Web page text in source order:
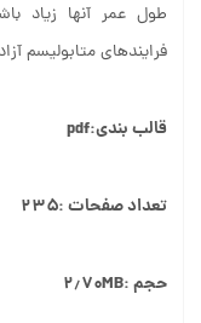
طول عمر آنها زیاد
فرایندهای متابولیسم
قالب بندی:pdf
تعداد صفحات :۲۳۵
حجم :۲٫۷۰MB